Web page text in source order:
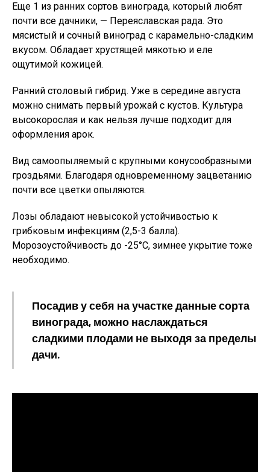
Еще 1 из ранних сортов винограда, который любят
почти все дачники, — Переяславская рада. Это
мясистый и сочный виноград с карамельно-сладким
вкусом. Обладает хрустящей мякотью и еле
ощутимой кожицей.
Ранний столовый гибрид. Уже в середине августа
можно снимать первый урожай с кустов. Культура
высокорослая и как нельзя лучше подходит для
оформления арок.
Вид самоопыляемый с крупными конусообразными
гроздьями. Благодаря одновременному зацветанию
почти все цветки опыляются.
Лозы обладают невысокой устойчивостью к
грибковым инфекциям (2,5-3 балла).
Морозоустойчивость до -25°С, зимнее укрытие тоже
необходимо.
Посадив у себя на участке данные сорта
винограда, можно наслаждаться
сладкими плодами не выходя за пределы
дачи.